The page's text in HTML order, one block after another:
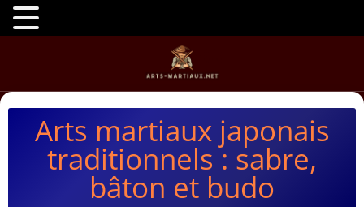
Arts martiaux japonais
traditionnels : sabre,
bâton et budo